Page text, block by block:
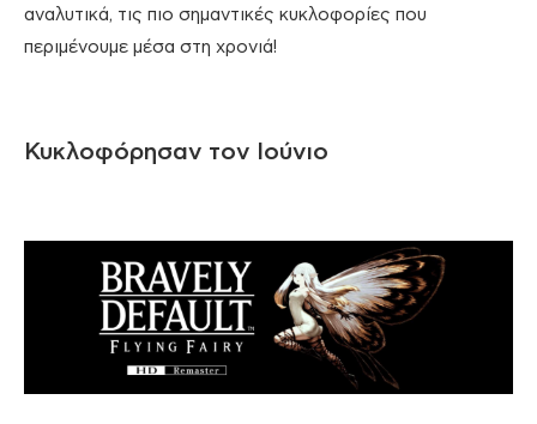
αναλυτικά, τις πιο σημαντικές κυκλοφορίες που
περιμένουμε μέσα στη χρονιά!
Κυκλοφόρησαν τον Ιούνιο